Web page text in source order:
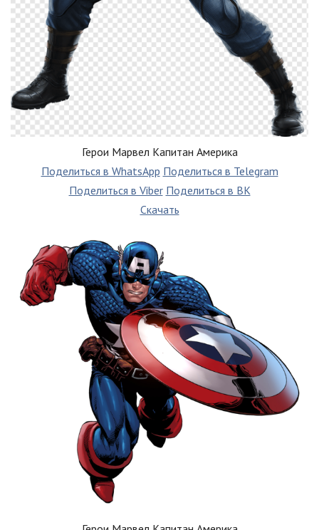
Герои Марвел Капитан Америка
Поделиться в WhatsApp Поделиться в Telegram
Поделиться в Viber Поделиться в ВК
Скачать